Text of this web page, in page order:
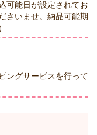
能日が設定されてお
さいませ。納品可能期
ングサービスを行って